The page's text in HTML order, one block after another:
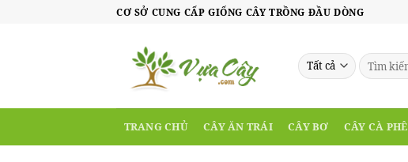
CƠ SỞ CUNG CẤP GIỐNG CÂY TRỒNG ĐẦU DÒNG
TRANG CHỦ CÂY ĂN TRÁI CÂY BƠ CÂY CÀ PHÊ